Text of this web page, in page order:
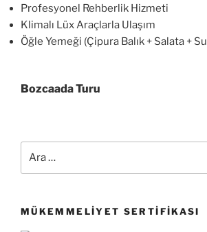
Profesyonel Rehberlik Hizmeti
Klimalı Lüx Araçlarla Ulaşım
Öğle Yemeği (Çipura Balık + Salata +
Bozcaada Turu
MÜKEMMELIYET SERTIFIKASI